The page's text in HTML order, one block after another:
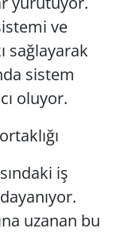
ve
sağlayarak
sistem
oluyor.
iş
uzanan bu